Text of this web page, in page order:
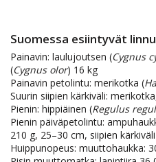
Suomessa esiintyvät
Painavin: laulujoutsen (Cygnus
(Cygnus olor) 16 kg
Painavin petolintu: merikotka (
Suurin siipien kärkiväli:
Pienin: hippiäinen (Regulus
Pienin päiväpetolintu:
210 g, 25–30 cm, siipien
Huippunopeus: muuttohaukka: